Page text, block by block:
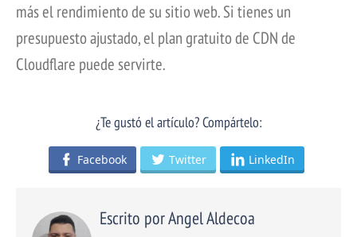
más el rendimiento de su sitio web. Si tienes un
presupuesto ajustado, el plan gratuito de CDN de
Cloudflare puede servirte.
¿Te gustó el artículo? Compártelo:
Facebook Twitter LinkedIn
Escrito por Angel Aldecoa